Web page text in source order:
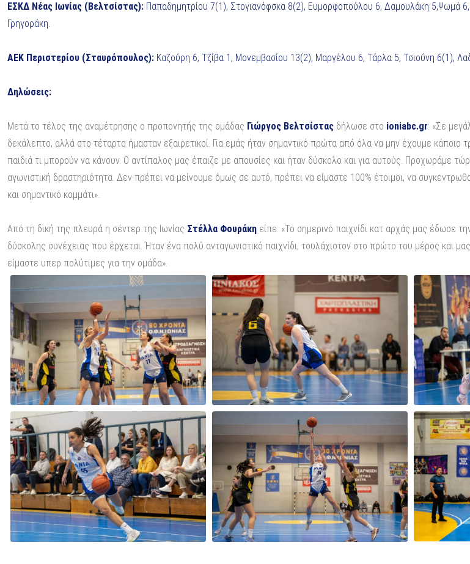
ΕΣΚΔ Νέας Ιωνίας (Βελτσίστας): Παπαδημητρίου 7(1), Στογιανόφσκα 8(2), Ευμορφοπούλου 6, Δαμουλάκη 5,Ψωμά
Γρηγοράκη.
ΑΕΚ Περιστερίου (Σταυρόπουλος): Καζούρη 6, Τζίβα 1, Μονεμβασίου 13(2), Μαργέλου 6, Τάρλα 5, Τσιούνη 6(1),
Δηλώσεις:
Μετά το τέλος της αναμέτρησης ο προπονητής της ομάδας Γιώργος Βελτσίστας δήλωσε στο ioniabc.gr: «Σε
δεκάλεπτο, αλλά στο τέταρτο ήμασταν εξαιρετικοί. Για εμάς ήταν σημαντικό πρώτα από όλα να μην έχουμε
παιδιά τι μπορούν να κάνουν. Ο αντίπαλος μας έπαιζε με απουσίες και ήταν δύσκολο και για αυτούς.
αγωνιστική δραστηριότητα. Δεν πρέπει να μείνουμε όμως σε αυτό, πρέπει να είμαστε 100% έτοιμοι, να
και σημαντικό κομμάτι».
Από τη δική της πλευρά η σέντερ της Ιωνίας Στέλλα Φουράκη είπε: «Το σημερινό παιχνίδι κατ αρχάς μας έδωσε
δύσκολης συνέχειας που έρχεται. Ήταν ένα πολύ ανταγωνιστικό παιχνίδι, τουλάχιστον στο πρώτο του μέρος και
είμαστε υπερ πολύτιμες για την ομάδα».